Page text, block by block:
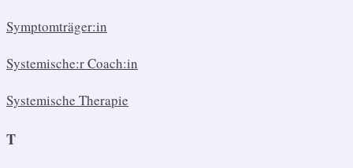
Symptomträger:in
Systemische:r Coach:in
Systemische Therapie
T